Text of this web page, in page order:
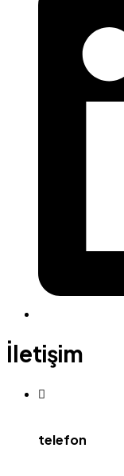
İletişim
telefon